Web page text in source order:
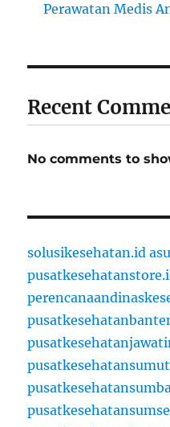
Perawatan Medis
Recent
No comments to
solusikesehatan.id